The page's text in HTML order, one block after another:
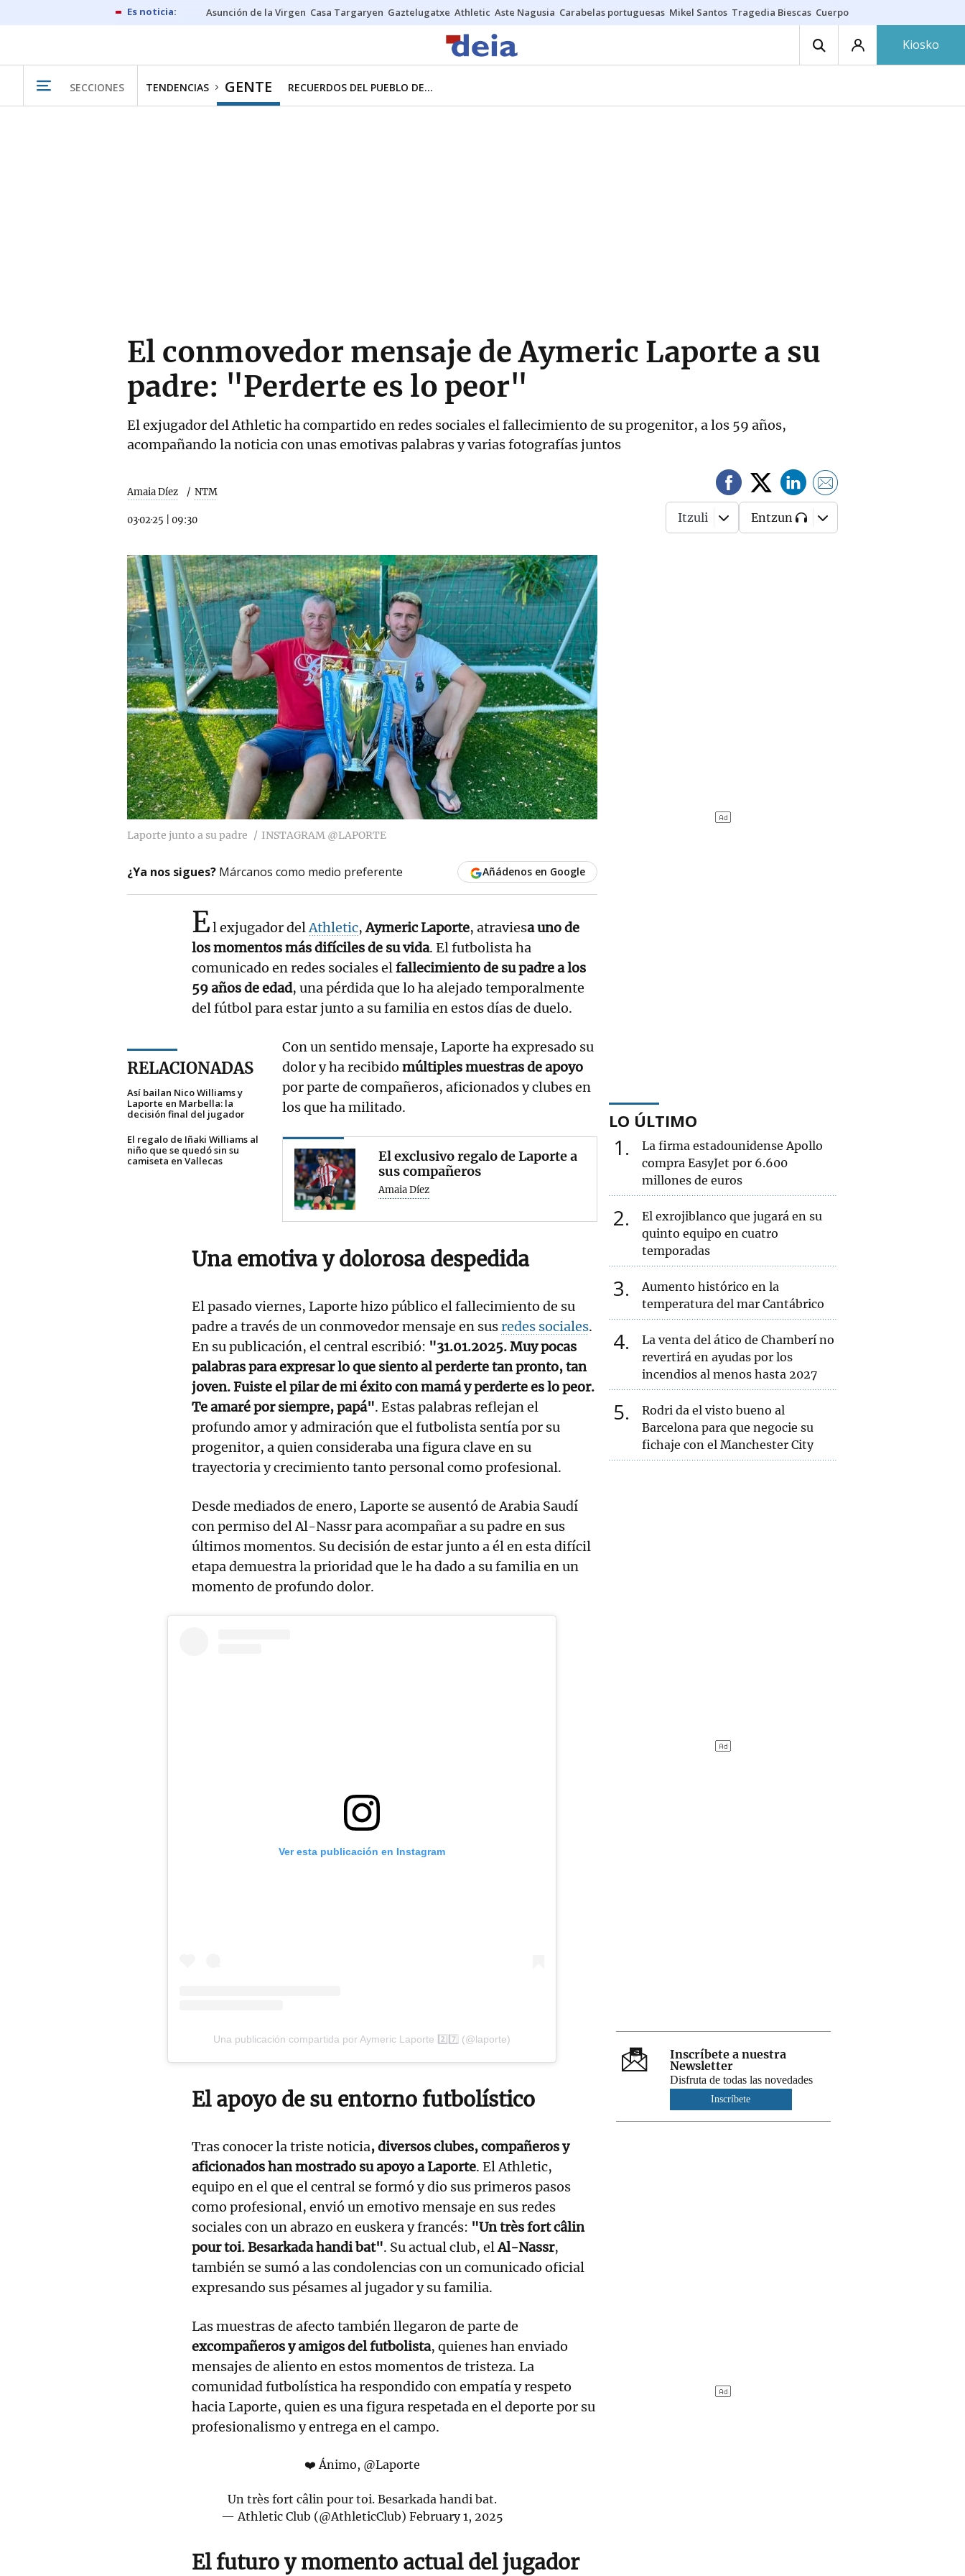
Asunción de la Virgen Casa Targaryen Gaztelugatxe Athletic Aste Nagusia Carabelas portuguesas Mikel Santos Tragedia Biescas Cuerpo ría
Kiosko
SECCIONES TENDENCIAS GENTE RECUERDOS DEL PUEBLO DE...
El conmovedor mensaje de Aymeric Laporte a su
padre: "Perderte es lo peor"
El exjugador del Athletic ha compartido en redes sociales el fallecimiento de su progenitor, a los 59 años,
acompañando la noticia con unas emotivas palabras y varias fotografías juntos
Amaia Díez NTM
03·02·25 09:30 Itzuli Entzun
Laporte junto a su padre INSTAGRAM @LAPORTE
¿Ya nos sigues? Márcanos como medio preferente Añádenos en Google
El exjugador delAthletic,Aymeric Laporte, atraviesa uno de
los momentos más difíciles de su vida. El futbolista ha
comunicado en redes sociales elfallecimiento de su padre a los
59 años de edad, una pérdida que lo ha alejado temporalmente
del fútbol para estar junto a su familia en estos días de duelo.
RELACIONADAS
Así bailan Nico Williams y
Laporte en Marbella: la
decisión final del jugador
El regalo de Iñaki Williams al
niño que se quedó sin su
camiseta en Vallecas
Con un sentido mensaje, Laporte ha expresado su
dolor y ha recibido múltiples muestras de apoyo
por parte de compañeros, aficionados y clubes en
los que ha militado.
El exclusivo regalo de Laporte a
sus compañeros
Amaia Díez
Una emotiva y dolorosa despedida
El pasado viernes, Laporte hizo público el fallecimiento de su
padre a través de un conmovedor mensaje en susredes sociales.
En su publicación, el central escribió: "31.01.2025. Muy pocas
palabras para expresar lo que siento al perderte tan pronto, tan
joven. Fuiste el pilar de mi éxito con mamá y perderte es lo peor.
Te amaré por siempre, papá". Estas palabras reflejan el
profundo amor y admiración que el futbolista sentía por su
progenitor, a quien consideraba una figura clave en su
trayectoria y crecimiento tanto personal como profesional.
Desde mediados de enero, Laporte se ausentó de Arabia Saudí
con permiso del Al-Nassr para acompañar a su padre en sus
últimos momentos. Su decisión de estar junto a él en esta difícil
etapa demuestra la prioridad que le ha dado a su familia en un
momento de profundo dolor.
Ver esta publicación en Instagram
Una publicación compartida por Aymeric Laporte 2️⃣7️⃣ (@laporte)
El apoyo de su entorno futbolístico
Tras conocer la triste noticia, diversos clubes, compañeros y
aficionados han mostrado su apoyo a Laporte. El Athletic,
equipo en el que el central se formó y dio sus primeros pasos
como profesional, envió un emotivo mensaje en sus redes
sociales con un abrazo en euskera y francés: "Un très fort câlin
pour toi. Besarkada handi bat". Su actual club, elAl-Nassr,
también se sumó a las condolencias con un comunicado oficial
expresando sus pésames al jugador y su familia.
Las muestras de afecto también llegaron de parte de
excompañeros y amigos del futbolista, quienes han enviado
mensajes de aliento en estos momentos de tristeza. La
comunidad futbolística ha respondido con empatía y respeto
hacia Laporte, quien es una figura respetada en el deporte por su
profesionalismo y entrega en el campo.
❤️ Ánimo, @Laporte
Un très fort câlin pour toi. Besarkada handi bat.
— Athletic Club (@AthleticClub) February 1, 2025
El futuro y momento actual del jugador
LO ÚLTIMO
1
La firma estadounidense Apollo
compra EasyJet por 6.600
millones de euros
2
El exrojiblanco que jugará en su
quinto equipo en cuatro
temporadas
3
Aumento histórico en la
temperatura del mar Cantábrico
4
La venta del ático de Chamberí no
revertirá en ayudas por los
incendios al menos hasta 2027
5
Rodri da el visto bueno al
Barcelona para que negocie su
fichaje con el Manchester City
Inscríbete a nuestra
Newsletter
Disfruta de todas las novedades
Inscríbete